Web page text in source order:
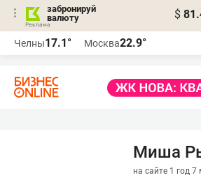
забронируй
валюту
$
Челны17.1° Москва22.9°
Миша
на сайте 1 год 7